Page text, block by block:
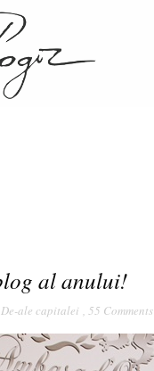
al anului!
De-ale capitalei , 55 Comments